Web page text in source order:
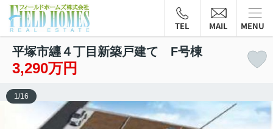
TEL MAIL MENU
平塚市纒４丁目新築戸建て F号棟
3,290万円
1 /16